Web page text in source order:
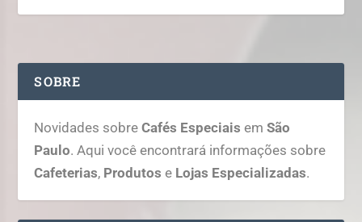
SOBRE
Novidades sobreCafés Especiais emSão
Paulo. Aqui você encontrará informações sobre
Cafeterias, Produtos e Lojas Especializadas.